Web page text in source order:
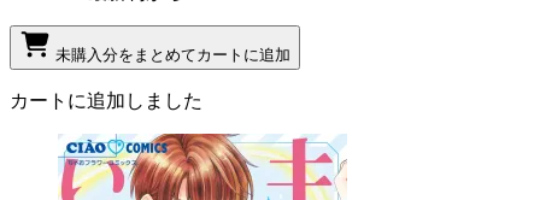
未購入分をまとめてカートに追加
カートに追加しました